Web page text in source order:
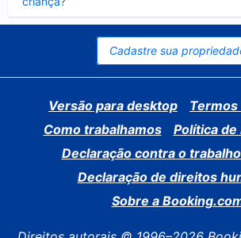
Cadastre sua
Versão para desktop
Termos
Como trabalhamos
Política de
Declaração contra o
Declaração de direitos
Sobre a